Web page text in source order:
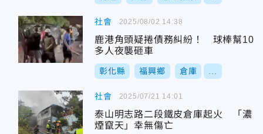
社會
鹿港角頭疑捲債務糾紛！ 球棒幫10
多人夜襲砸車
彰化縣 福興鄉 倉庫
2025/08/02 14:38
社會
泰山明志路二段鐵皮倉庫起火 「濃
煙竄天」幸無傷亡
2025/07/21 14:01